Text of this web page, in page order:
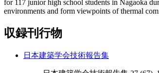
for 117 junior high school students in Nagaoka
environments and form viewpoints of thermal
収録刊行物
日本建築学会技術報告集